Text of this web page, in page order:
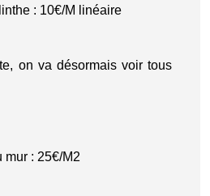
: 10€/M linéaire
on va désormais voir tous
mur : 25€/M2